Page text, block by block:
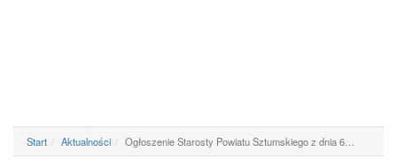
Start Aktualności Ogłoszenie Starosty Powiatu Sztumskiego z dnia 6…